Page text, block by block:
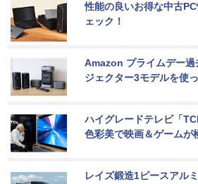
性能の良いお得な中古
ェック！
Amazon プライムデー
ジェクター3モデルを使
ハイグレードテレビ「
色彩美で映画＆ゲームが
レイズ鍛造1ピースアル